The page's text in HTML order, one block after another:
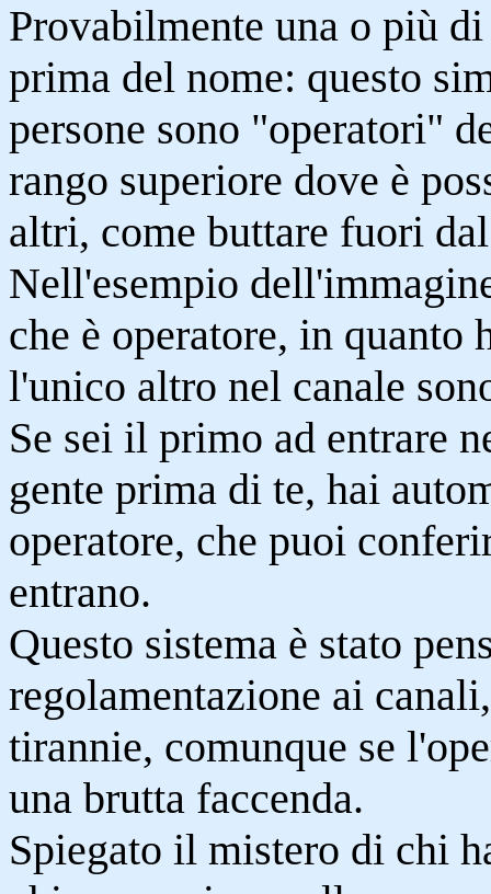
Provabilmente una o più
prima del nome: questo
persone sono "operatori"
rango superiore dove è
altri, come buttare fuori
Nell'esempio
che è operatore, in
l'unico altro nel canale
Se sei il primo ad entrare
gente prima di te, hai
operatore, che puoi
entrano.
Questo sistema è stato
regolamentazione ai
tirannie, comunque se
una brutta faccenda.
Spiegato il mistero di chi